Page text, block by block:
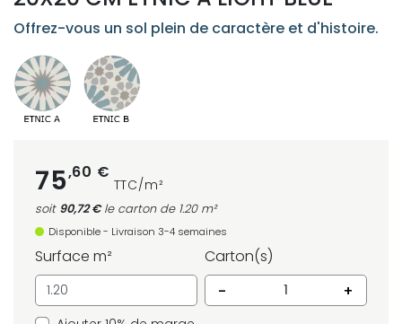
Offrez-vous un sol plein de caractère et d'histoire.
75,60 €
TTC/m²
soit 90,72 €le carton de 1.20 m²
Disponible - Livraison 3-4 semaines
Surface m²
Carton(s)
-
+